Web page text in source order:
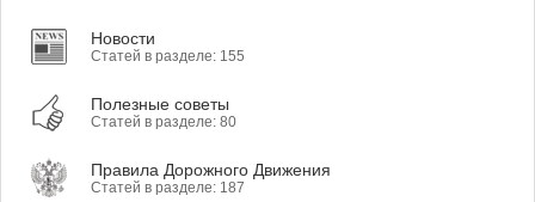
Новости
Статей в разделе: 155
Полезные советы
Статей в разделе: 80
Правила Дорожного Движения
Статей в разделе: 187